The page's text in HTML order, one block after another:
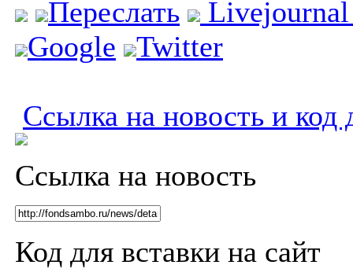
Переслать
Google
Twitter
Ссылка на новость и код
Ссылка на новость
Код для вставки на сайт